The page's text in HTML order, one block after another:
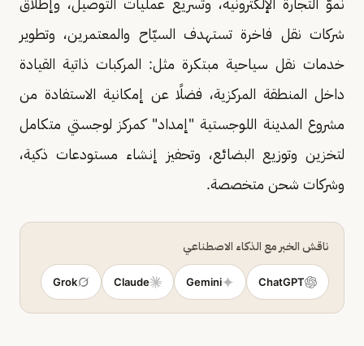
نموّ التجارة الإلكترونية، وتسريع عمليات التوصيل، وإطلاق
شركات نقل فاخرة تستهدف السيّاح والمعتمرين، وتطوير
خدمات نقل سياحية مبتكرة مثل: المركبات ذاتية القيادة
داخل المنطقة المركزية، فضلًا عن إمكانية الاستفادة من
مشروع المدينة اللوجستية "إمداد" كمركز لوجستي متكامل
لتخزين وتوزيع البضائع، وتحفيز إنشاء مستودعات ذكية،
وشركات شحن متخصصة.
ناقش الخبر مع الذكاء الاصطناعي
ChatGPT
Gemini
Claude
Grok